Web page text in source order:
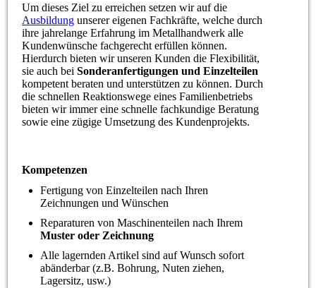
Um dieses Ziel zu erreichen setzen wir auf die
Ausbildung unserer eigenen Fachkräfte, welche durch
ihre jahrelange Erfahrung im Metallhandwerk alle
Kundenwünsche fachgerecht erfüllen können.
Hierdurch bieten wir unseren Kunden die Flexibilität,
sie auch beiSonderanfertigungen und Einzelteilen
kompetent beraten und unterstützen zu können. Durch
die schnellen Reaktionswege eines Familienbetriebs
bieten wir immer eine schnelle fachkundige Beratung
sowie eine zügige Umsetzung des Kundenprojekts.
Kompetenzen
Fertigung von Einzelteilen nach Ihren
Zeichnungen und Wünschen
Reparaturen von Maschinenteilen nach Ihrem
Muster oder Zeichnung
Alle lagernden Artikel sind auf Wunsch sofort
abänderbar (z.B. Bohrung, Nuten ziehen,
Lagersitz, usw.)